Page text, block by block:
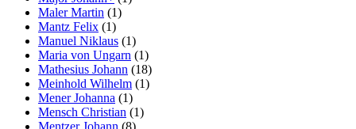
Maler Martin (1)
Mantz Felix (1)
Manuel Niklaus (1)
Maria von Ungarn (1)
Mathesius Johann (18)
Meinhold Wilhelm (1)
Mener Johanna (1)
Mensch Christian (1)